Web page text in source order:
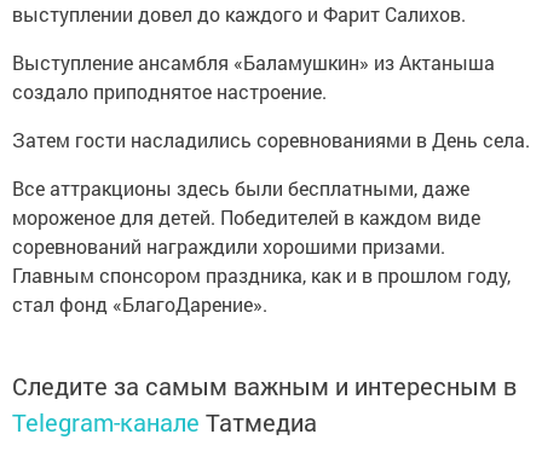
выступлении довел до каждого и Фарит Салихов.
Выступление ансамбля «Баламушкин» из Актаныша
создало приподнятое настроение.
Затем гости насладились соревнованиями в День села.
Все аттракционы здесь были бесплатными, даже
мороженое для детей. Победителей в каждом виде
соревнований награждили хорошими призами.
Главным спонсором праздника, как и в прошлом году,
стал фонд «БлагоДарение».
Следите за самым важным и интересным в
Telegram-канале Татмедиа